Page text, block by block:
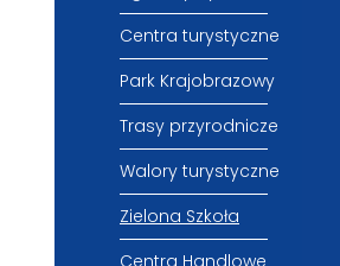
Centra turystyczne
Park Krajobrazowy
Trasy przyrodnicze
Walory turystyczne
Zielona Szkoła
Centra Handlowe